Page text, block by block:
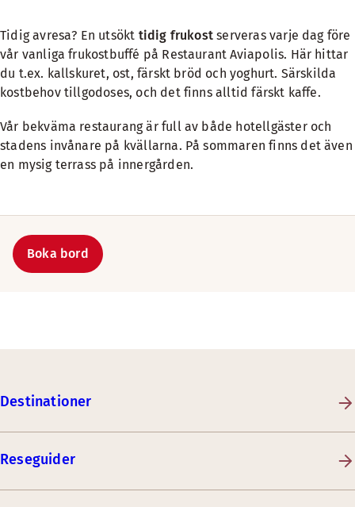
Tidig avresa? En utsökt tidig frukost serveras varje dag före
vår vanliga frukostbuffé på Restaurant Aviapolis. Här hittar
du t.ex. kallskuret, ost, färskt bröd och yoghurt. Särskilda
kostbehov tillgodoses, och det finns alltid färskt kaffe.
Vår bekväma restaurang är full av både hotellgäster och
stadens invånare på kvällarna. På sommaren finns det även
en mysig terrass på innergården.
Boka bord
Destinationer
Reseguider